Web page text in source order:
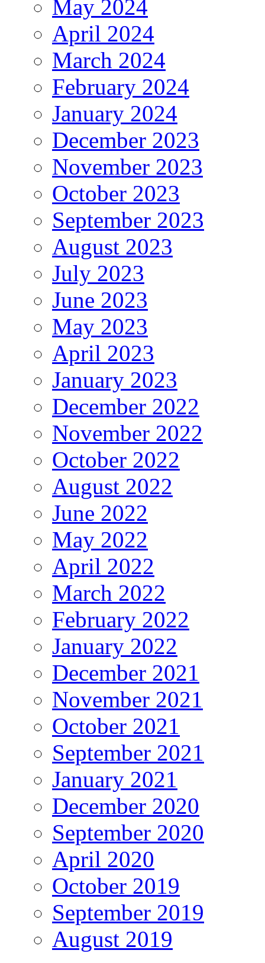
May 2024
April 2024
March 2024
February 2024
January 2024
December 2023
November 2023
October 2023
September 2023
August 2023
July 2023
June 2023
May 2023
April 2023
January 2023
December 2022
November 2022
October 2022
August 2022
June 2022
May 2022
April 2022
March 2022
February 2022
January 2022
December 2021
November 2021
October 2021
September 2021
January 2021
December 2020
September 2020
April 2020
October 2019
September 2019
August 2019